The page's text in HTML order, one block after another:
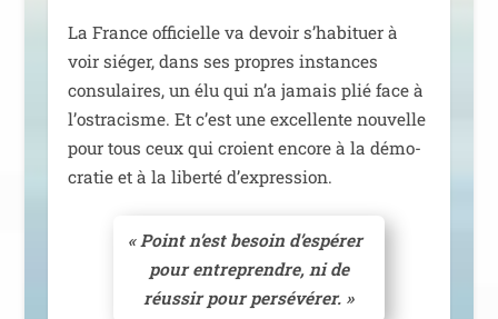
La France offi­cielle va devoir s’habituer à
voir sié­ger, dans ses propres ins­tances
consu­laires, un élu qui n’a jamais plié face à
l’ostracisme. Et c’est une excel­lente nou­velle
pour tous ceux qui croient encore à la démo­
cra­tie et à la liber­té d’expression.
«Point n’est besoin d’es­pé­rer
pour entre­prendre, ni de
réus­sir pour persévérer. »